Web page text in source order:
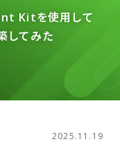
Kitを​使用して​
してみた
2025.11.19